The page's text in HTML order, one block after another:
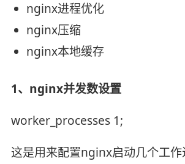
nginx进程优化
nginx压缩
nginx本地缓存
1、nginx并发数设置
worker_processes 1;
这是用来配置nginx启动几个工